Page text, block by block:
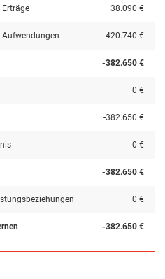
38.090 €
-420.740 €
-382.650 €
0 €
-382.650 €
0 €
-382.650 €
0 €
-382.650 €